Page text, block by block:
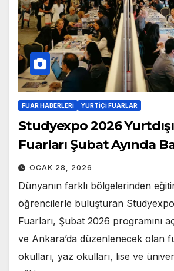
FUAR HABERLERI YURTIÇI FUARLAR
Studyexpo 2026
Fuarları Şubat Ayında
OCAK 28, 2026
Dünyanın farklı bölgelerinden
öğrencilerle buluşturan Studyexpo
Fuarları, Şubat 2026 programını
ve Ankara’da düzenlenecek olan
okulları, yaz okulları, lise ve